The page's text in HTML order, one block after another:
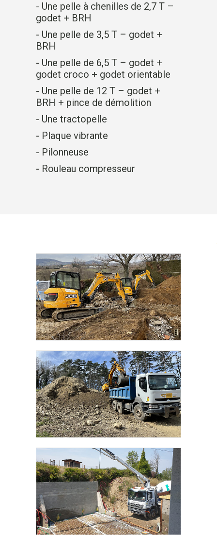
- Une pelle à chenilles de 2,7 T –
godet + BRH
- Une pelle de 3,5 T – godet +
BRH
- Une pelle de 6,5 T – godet +
godet croco + godet orientable
- Une pelle de 12 T – godet +
BRH + pince de démolition
- Une tractopelle
- Plaque vibrante
- Pilonneuse
- Rouleau compresseur